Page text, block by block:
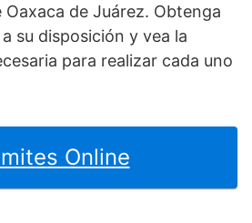
de Juárez. Obtenga
su disposición y vea la
para realizar cada uno
Online